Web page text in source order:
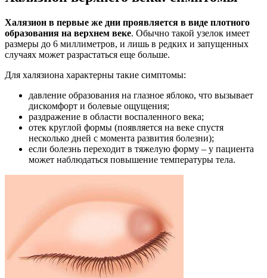
Халязион в первые же дни проявляется в виде плотного
образования на верхнем веке. Обычно такой узелок имеет
размеры до 6 миллиметров, и лишь в редких и запущенных
случаях может разрастаться еще больше.
Для халязиона характерны такие симптомы:
давление образования на глазное яблоко, что вызывает
дискомфорт и болевые ощущения;
раздражение в области воспаленного века;
отек круглой формы (появляется на веке спустя
несколько дней с момента развития болезни);
если болезнь переходит в тяжелую форму – у пациента
может наблюдаться повышение температуры тела.